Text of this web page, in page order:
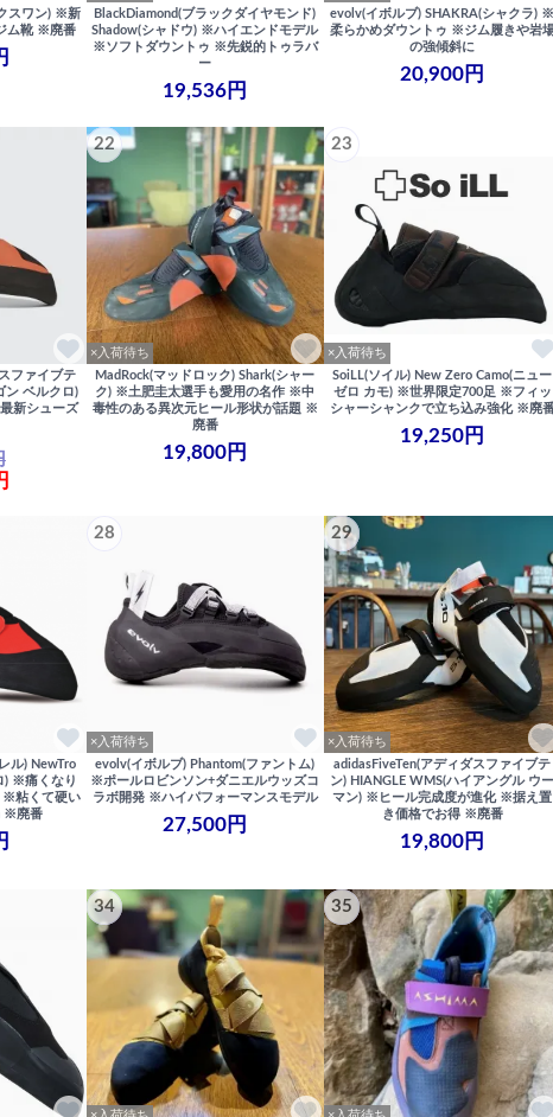
スワン) ※新
ム靴 ※廃番
BlackDiamond(ブラックダイヤモンド)
Shadow(シャドウ) ※ハイエンドモデル
※ソフトダウントゥ ※先鋭的トゥラバ
ー
19,536円
evolv(イボルブ) SHAKRA(シャクラ) ※
柔らかめダウントゥ ※ジム履きや岩
の強傾斜に
20,900円
ファイブテ
ン ベルクロ)
新シューズ
22
×入荷待ち
MadRock(マッドロック) Shark(シャー
ク) ※土肥圭太選手も愛用の名作 ※中
毒性のある異次元ヒール形状が話題 ※
廃番
19,800円
23
×入荷待ち
SoiLL(ソイル) New Zero Camo(ニュー
ゼロ カモ) ※世界限定700足 ※フィッ
シャーシャンクで立ち込み強化 ※廃
19,250円
ル) NewTro
) ※痛くなり
※粘くて硬い
※廃番
28
×入荷待ち
evolv(イボルブ) Phantom(ファントム)
※ポールロビンソン+ダニエルウッズコ
ラボ開発 ※ハイパフォーマンスモデル
27,500円
29
×入荷待ち
adidasFiveTen(アディダスファイブテ
ン) HIANGLE WMS(ハイアングル ウー
マン) ※ヒール完成度が進化 ※据え置
き価格でお得 ※廃番
19,800円
34 35